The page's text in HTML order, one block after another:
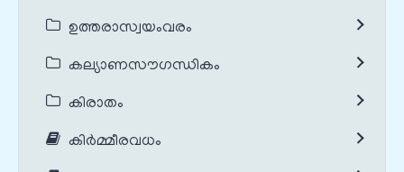
ഉത്തരാസ്വയംവരം
കല്യാണസൗഗന്ധികം
കിരാതം
കിർമ്മീരവധം